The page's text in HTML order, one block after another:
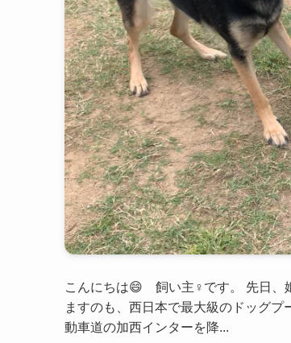
こんにちは😄 飼い主♀です。 先日、
ますのも、西日本で最大級のドッグ
動車道の加西インターを降...